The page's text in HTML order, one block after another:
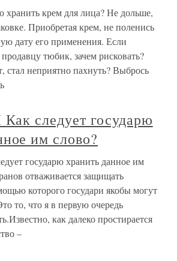
хранить крем для лица? Не дольше,
Приобретая крем, не поленись
дату его применения. Если
тюбик, зачем рисковать?
стал неприятно пахнуть? Выбрось
следует государю
им слово?
государю хранить данное им
отваживается защищать
которого государи якобы могут
то, что я в первую очередь
как далеко простирается
–